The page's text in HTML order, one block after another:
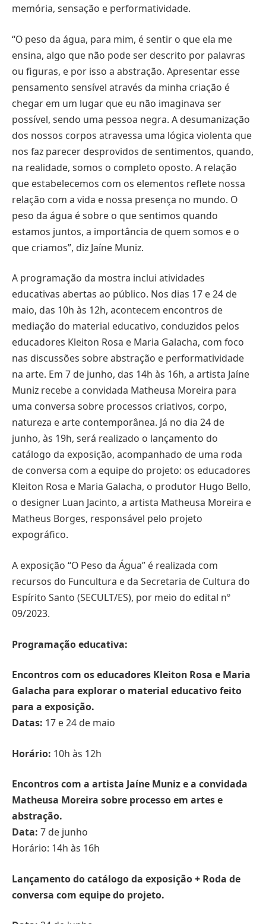
memória, sensação e performatividade.
“O peso da água, para mim, é sentir o que ela me
ensina, algo que não pode ser descrito por palavras
ou figuras, e por isso a abstração. Apresentar esse
pensamento sensível através da minha criação é
chegar em um lugar que eu não imaginava ser
possível, sendo uma pessoa negra. A desumanização
dos nossos corpos atravessa uma lógica violenta que
nos faz parecer desprovidos de sentimentos, quando,
na realidade, somos o completo oposto. A relação
que estabelecemos com os elementos reflete nossa
relação com a vida e nossa presença no mundo. O
peso da água é sobre o que sentimos quando
estamos juntos, a importância de quem somos e o
que criamos”, diz Jaíne Muniz.
A programação da mostra inclui atividades
educativas abertas ao público. Nos dias 17 e 24 de
maio, das 10h às 12h, acontecem encontros de
mediação do material educativo, conduzidos pelos
educadores Kleiton Rosa e Maria Galacha, com foco
nas discussões sobre abstração e performatividade
na arte. Em 7 de junho, das 14h às 16h, a artista Jaíne
Muniz recebe a convidada Matheusa Moreira para
uma conversa sobre processos criativos, corpo,
natureza e arte contemporânea. Já no dia 24 de
junho, às 19h, será realizado o lançamento do
catálogo da exposição, acompanhado de uma roda
de conversa com a equipe do projeto: os educadores
Kleiton Rosa e Maria Galacha, o produtor Hugo Bello,
o designer Luan Jacinto, a artista Matheusa Moreira e
Matheus Borges, responsável pelo projeto
expográfico.
A exposição “O Peso da Água” é realizada com
recursos do Funcultura e da Secretaria de Cultura do
Espírito Santo (SECULT/ES), por meio do edital nº
09/2023.
Programação educativa:
Encontros com os educadores Kleiton Rosa e Maria
Galacha para explorar o material educativo feito
para a exposição.
Datas: 17 e 24 de maio
Horário: 10h às 12h
Encontros com a artista Jaíne Muniz e a convidada
Matheusa Moreira sobre processo em artes e
abstração.
Data: 7 de junho
Horário: 14h às 16h
Lançamento do catálogo da exposição + Roda de
conversa com equipe do projeto.